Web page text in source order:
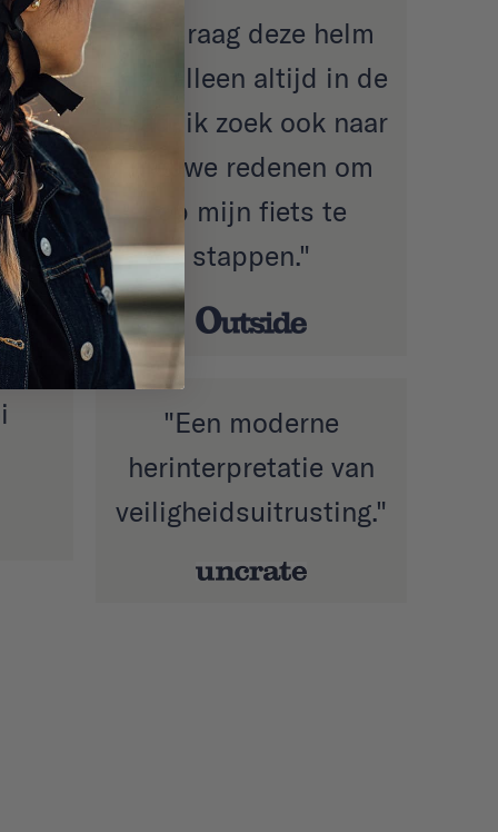
Een
"Ik draag deze helm
niet alleen altijd in de
stad, ik zoek ook naar
nieuwe redenen om
op mijn fiets te
stappen."
"Een moderne
herinterpretatie van
veiligheidsuitrusting."